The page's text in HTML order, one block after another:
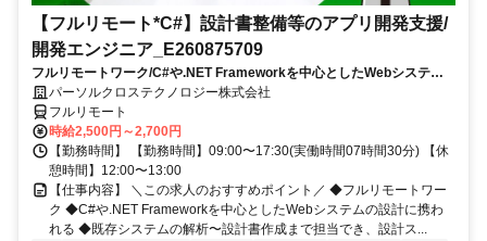
【フルリモート*C#】設計書整備等のアプリ開発支援/
開発エンジニア_E260875709
フルリモートワーク/C#や.NET Frameworkを中心としたWebシステム
の設計に携われる/既存システムの解析〜設計書作成まで担当でき、設計
スキルを磨ける
パーソルクロステクノロジー株式会社
フルリモート
時給2,500円～2,700円
【勤務時間】 【勤務時間】09:00〜17:30(実働時間07時間30分) 【休
憩時間】12:00〜13:00
【仕事内容】 ＼この求人のおすすめポイント／ ◆フルリモートワー
ク ◆C#や.NET Frameworkを中心としたWebシステムの設計に携わ
れる ◆既存システムの解析〜設計書作成まで担当でき、設計ス...